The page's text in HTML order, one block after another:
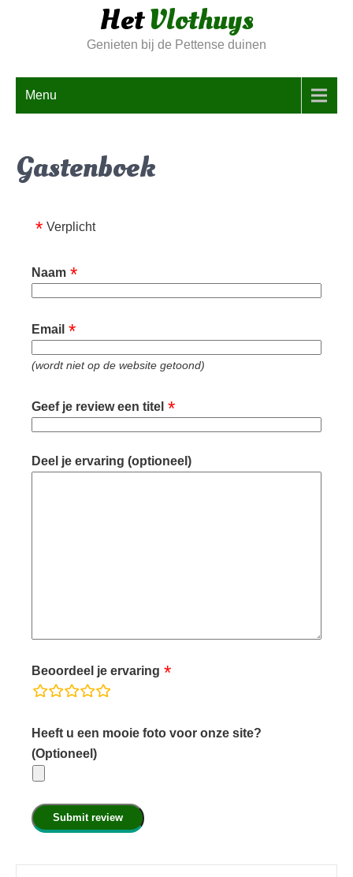
HetVlothuys
Genieten bij de Pettense duinen
Menu
Gastenboek
Verplicht
Naam
Email
(wordt niet op de website getoond)
Geef je review een titel
Deel je ervaring (optioneel)
Beoordeel je ervaring
waardering
Heeft u een mooie foto voor onze site?
(Optioneel)